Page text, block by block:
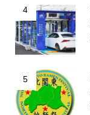
4
5